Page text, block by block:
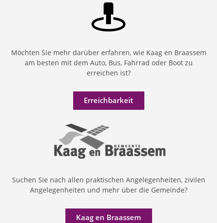
Möchten Sie mehr darüber erfahren, wie Kaag en Braassem
am besten mit dem Auto, Bus, Fahrrad oder Boot zu
erreichen ist?
Erreichbarkeit
Suchen Sie nach allen praktischen Angelegenheiten, zivilen
Angelegenheiten und mehr über die Gemeinde?
Kaag en Braassem